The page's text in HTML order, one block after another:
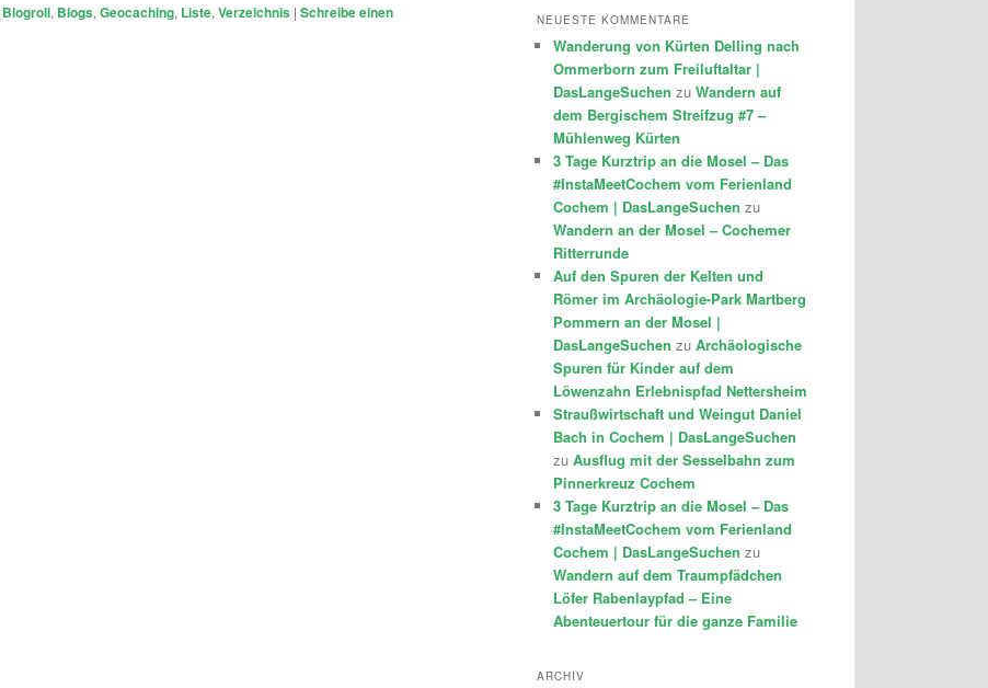
Blogroll, Blogs, Geocaching, Liste, Verzeichnis | Schreibe einen
NEUESTE KOMMENTARE
Wanderung von Kürten Delling nach
Ommerborn zum Freiluftaltar |
DasLangeSuchen zu Wandern auf
dem Bergischem Streifzug #7 –
Mühlenweg Kürten
3 Tage Kurztrip an die Mosel – Das
#InstaMeetCochem vom Ferienland
Cochem | DasLangeSuchen zu
Wandern an der Mosel – Cochemer
Ritterrunde
Auf den Spuren der Kelten und
Römer im Archäologie-Park Martberg
Pommern an der Mosel |
DasLangeSuchen zu Archäologische
Spuren für Kinder auf dem
Löwenzahn Erlebnispfad Nettersheim
Straußwirtschaft und Weingut Daniel
Bach in Cochem | DasLangeSuchen
zu Ausflug mit der Sesselbahn zum
Pinnerkreuz Cochem
3 Tage Kurztrip an die Mosel – Das
#InstaMeetCochem vom Ferienland
Cochem | DasLangeSuchen zu
Wandern auf dem Traumpfädchen
Löfer Rabenlaypfad – Eine
Abenteuertour für die ganze Familie
ARCHIV